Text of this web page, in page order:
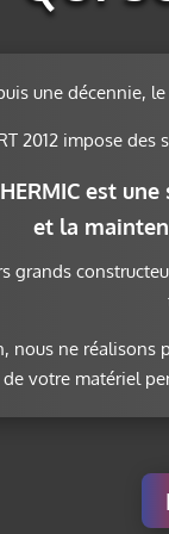
une décennie,
2012 impose des
est
et la
grands
nous ne réalisons
votre matériel